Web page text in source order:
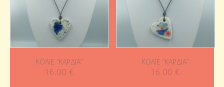
ΚΟΛΙΈ “ΚΑΡΔΙΆ”
16.00 €
ΚΟΛΙΈ “ΚΑΡΔΙΆ”
16.00 €